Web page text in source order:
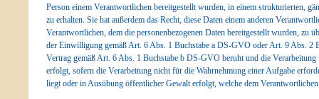
Person einem Verantwortlichen bereitgestellt wurden, in einem strukturierten,
zu erhalten. Sie hat außerdem das Recht, diese Daten einem anderen
Verantwortlichen, dem die personenbezogenen Daten bereitgestellt wurden, zu
der Einwilligung gemäß Art. 6 Abs. 1 Buchstabe a DS-GVO oder Art. 9 Abs. 2
Vertrag gemäß Art. 6 Abs. 1 Buchstabe b DS-GVO beruht und die
erfolgt, sofern die Verarbeitung nicht für die Wahrnehmung einer Aufgabe
liegt oder in Ausübung öffentlicher Gewalt erfolgt, welche dem